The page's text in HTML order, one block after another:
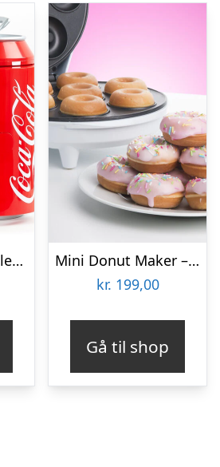
Coca-Cola Minikøleskab
Mini Donut Maker – KitchPro
kr. 199,00
Gå til shop